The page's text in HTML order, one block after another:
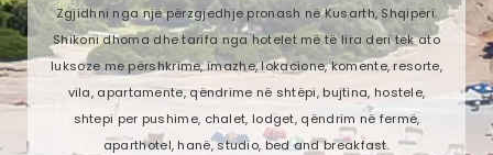
Zgjidhni nga një përzgjedhje pronash në Kusarth, Shqipëri.
Shikoni dhoma dhe tarifa nga hotelet më të lira deri tek ato
luksoze me përshkrime, imazhe, lokacione, komente, resorte,
vila, apartamente, qëndrime në shtëpi, bujtina, hostele,
shtepi per pushime, chalet, lodget, qëndrim në fermë,
aparthotel, hanë, studio, bed and breakfast.